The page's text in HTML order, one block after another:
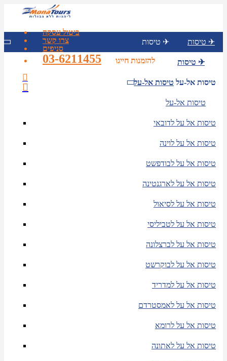
ביטול עסקה
צרו קשר
סניפים
להזמנות חייגו
03-6211455
טיסות ✈ טיסות ✈
טיסות ✈
טיסות אל-על טיסות אל-על
טיסות אל-על
טיסות אל על לדובאי
טיסות אל על לוינה
טיסות אל על לבודפשט
טיסות אל על לארגנטינה
טיסות אל על לסיאול
טיסות אל על לטביליסי
טיסות אל על לברצלונה
טיסות אל על לבוקרשט
טיסות אל על למדריד
טיסות אל על לאמסטרדם
טיסות אל על לרומא
טיסות אל על לאתונה